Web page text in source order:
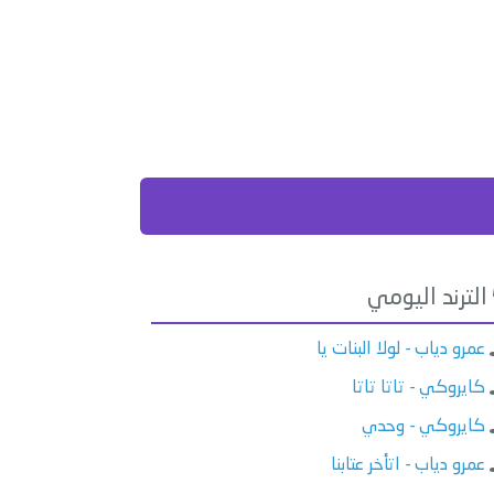
الترند اليومي
عمرو دياب - لولا البنات يا
كايروكي - تاتا تاتا
كايروكي - وحدي
عمرو دياب - اتأخر عتابنا